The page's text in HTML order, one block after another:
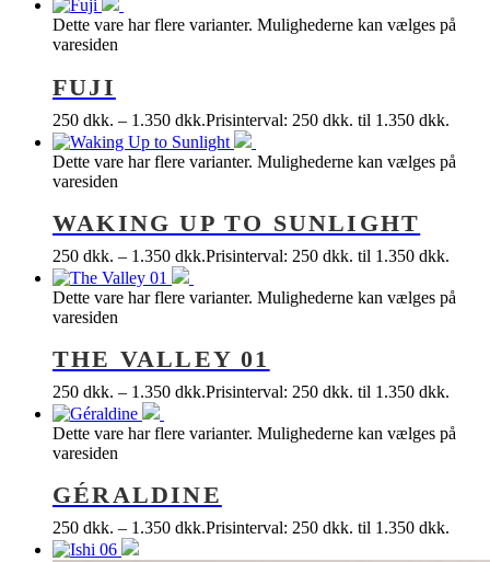
Dette vare har flere varianter. Mulighederne kan vælges på
varesiden
FUJI
250 dkk. – 1.350 dkk.Prisinterval: 250 dkk. til 1.350 dkk.
Dette vare har flere varianter. Mulighederne kan vælges på
varesiden
WAKING UP TO SUNLIGHT
250 dkk. – 1.350 dkk.Prisinterval: 250 dkk. til 1.350 dkk.
Dette vare har flere varianter. Mulighederne kan vælges på
varesiden
THE VALLEY 01
250 dkk. – 1.350 dkk.Prisinterval: 250 dkk. til 1.350 dkk.
Dette vare har flere varianter. Mulighederne kan vælges på
varesiden
GÉRALDINE
250 dkk. – 1.350 dkk.Prisinterval: 250 dkk. til 1.350 dkk.